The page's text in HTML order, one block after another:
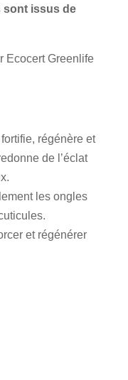
sont issus de
Ecocert Greenlife
régénère et
de l’éclat
les ongles
et régénérer